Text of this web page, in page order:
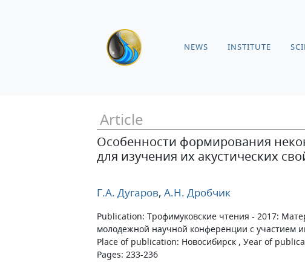
NEWS INSTITUTE
Article
Особенности формирования
для изучения их акустических
Г.А. Дугаров, А.Н. Дробчик
Publication: Трофимуковские чтения - 2017:
молодежной научной конференции с участием
Place of publication: Новосибирск , Уear of
Pages: 233-236